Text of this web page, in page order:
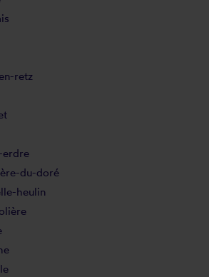
retz
erdre
du-doré
heulin